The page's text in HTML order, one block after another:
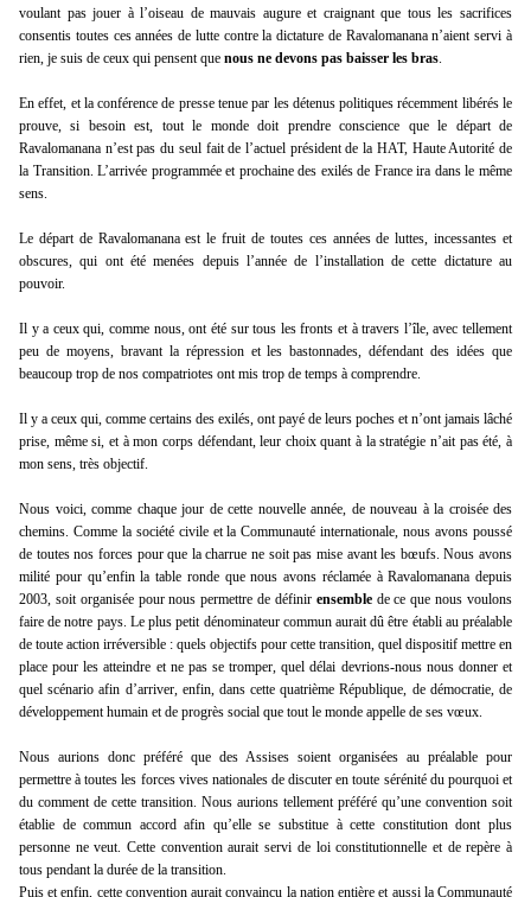
voulant pas jouer à l’oiseau de mauvais augure et craignant que tous les sacrifices
consentis toutes ces années de lutte contre la dictature de Ravalomanana n’aient servi à
rien, je suis de ceux qui pensent que nous ne devons pas baisser les bras.
En effet, et la conférence de presse tenue par les détenus politiques récemment libérés le
prouve, si besoin est, tout le monde doit prendre conscience que le départ de
Ravalomanana n’est pas du seul fait de l’actuel président de la HAT, Haute Autorité de
la Transition. L’arrivée programmée et prochaine des exilés de France ira dans le même
sens.
Le départ de Ravalomanana est le fruit de toutes ces années de luttes, incessantes et
obscures, qui ont été menées depuis l’année de l’installation de cette dictature au
pouvoir.
Il y a ceux qui, comme nous, ont été sur tous les fronts et à travers l’île, avec tellement
peu de moyens, bravant la répression et les bastonnades, défendant des idées que
beaucoup trop de nos compatriotes ont mis trop de temps à comprendre.
Il y a ceux qui, comme certains des exilés, ont payé de leurs poches et n’ont jamais lâché
prise, même si, et à mon corps défendant, leur choix quant à la stratégie n’ait pas été, à
mon sens, très objectif.
Nous voici, comme chaque jour de cette nouvelle année, de nouveau à la croisée des
chemins. Comme la société civile et la Communauté internationale, nous avons poussé
de toutes nos forces pour que la charrue ne soit pas mise avant les bœufs. Nous avons
milité pour qu’enfin la table ronde que nous avons réclamée à Ravalomanana depuis
2003, soit organisée pour nous permettre de définir ensemblede ce que nous voulons
faire de notre pays. Le plus petit dénominateur commun aurait dû être établi au préalable
de toute action irréversible : quels objectifs pour cette transition, quel dispositif mettre en
place pour les atteindre et ne pas se tromper, quel délai devrions-nous nous donner et
quel scénario afin d’arriver, enfin, dans cette quatrième République, de démocratie, de
développement humain et de progrès social que tout le monde appelle de ses vœux.
Nous aurions donc préféré que des Assises soient organisées au préalable pour
permettre à toutes les forces vives nationales de discuter en toute sérénité du pourquoi et
du comment de cette transition. Nous aurions tellement préféré qu’une convention soit
établie de commun accord afin qu’elle se substitue à cette constitution dont plus
personne ne veut. Cette convention aurait servi de loi constitutionnelle et de repère à
tous pendant la durée de la transition.
Puis et enfin, cette convention aurait convaincu la nation entière et aussi la Communauté